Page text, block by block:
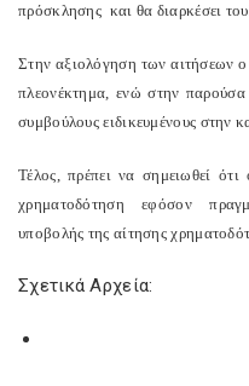
πρόσκλησης και θα διαρκέσει
Στην αξιολόγηση των αιτήσεων
πλεονέκτημα, ενώ στην
συμβούλους ειδικευμένους στην
Τέλος, πρέπει να σημειωθεί ότι
χρηματοδότηση εφόσον
υποβολής της αίτησης
Σχετικά Αρχεία: